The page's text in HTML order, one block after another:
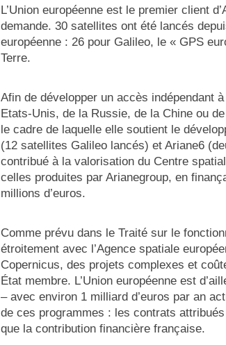
L’Union européenne est le premier client
demande. 30 satellites ont été lancés
européenne : 26 pour Galileo, le « GPS
Terre.
Afin de développer un accès indépendant
Etats-Unis, de la Russie, de la Chine ou
le cadre de laquelle elle soutient le
(12 satellites Galileo lancés) et Ariane6
contribué à la valorisation du Centre
celles produites par Arianegroup, en
millions d’euros.
Comme prévu dans le Traité sur le
étroitement avec l’Agence spatiale
Copernicus, des projets complexes et
État membre. L’Union européenne est
– avec environ 1 milliard d’euros par an
de ces programmes : les contrats
que la contribution financière française.